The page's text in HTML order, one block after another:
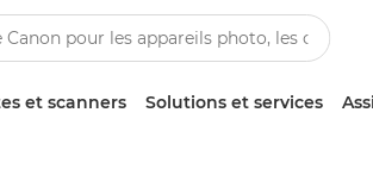
et scanners Solutions et services